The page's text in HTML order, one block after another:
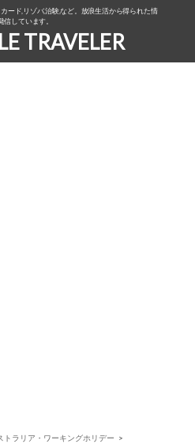
ード,リゾバ,治験,など。放浪生活から得られた情
信しています。
TRAVELER
トラリア・ワーキングホリデー